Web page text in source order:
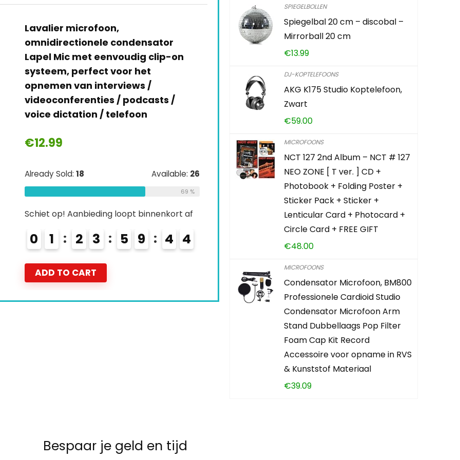
Sudotack professionele podcast
microfoon 192 kHz / 24 bit studio
cardioïde condensatormicrofoon
kit met geluidskaart Boom Arm
Shock Mount Pop-filter voor Skype,
radio, YouTube, Podcasts enz
68 %
Schiet op! Aanbieding loopt binnenkort af
3
SPIEGELBOLLEN
Spiegelbal 20 cm – discobal –
Mirrorball 20 cm
€13.99
DJ-KOPTELEFOONS
AKG K175 Studio Koptelefoon,
Zwart
€59.00
MICROFOONS
NCT 127 2nd Album – NCT # 127
NEO ZONE [ T ver. ] CD +
Photobook + Folding Poster +
Sticker Pack + Sticker +
Lenticular Card + Photocard +
Circle Card + FREE GIFT
€48.00
MICROFOONS
Condensator Microfoon, BM800
Professionele Cardioid Studio
Condensator Microfoon Arm
Stand Dubbellaags Pop Filter
Foam Cap Kit Record
Accessoire voor opname in RVS
& Kunststof Materiaal
€39.09
Bespaar je geld en tijd